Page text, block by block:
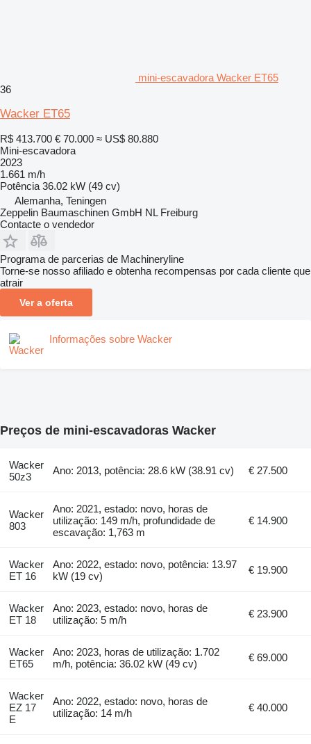
mini-escavadora Wacker ET65
36
Wacker ET65
R$ 413.700 € 70.000 ≈ US$ 80.880
Mini-escavadora
2023
1.661 m/h
Potência 36.02 kW (49 cv)
Alemanha, Teningen
Zeppelin Baumaschinen GmbH NL Freiburg
Contacte o vendedor
Programa de parcerias de Machineryline
Torne-se nosso afiliado e obtenha recompensas por cada cliente que
atrair
Ver a oferta
Informações sobre Wacker
Preços de mini-escavadoras Wacker
Wacker
50z3
Ano: 2013, potência: 28.6 kW (38.91 cv) € 27.500
Wacker
803
Ano: 2021, estado: novo, horas de
utilização: 149 m/h, profundidade de
escavação: 1,763 m
€ 14.900
Wacker
ET 16
Ano: 2022, estado: novo, potência: 13.97
kW (19 cv)
€ 19.900
Wacker
ET 18
Ano: 2023, estado: novo, horas de
utilização: 5 m/h
€ 23.900
Wacker
ET65
Ano: 2023, horas de utilização: 1.702
m/h, potência: 36.02 kW (49 cv)
€ 69.000
Wacker
EZ 17
E
Ano: 2022, estado: novo, horas de
utilização: 14 m/h
€ 40.000